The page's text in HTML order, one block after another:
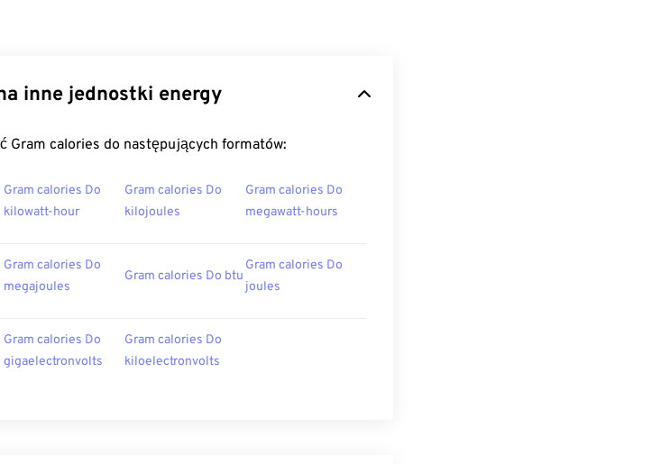
inne jednostki energy
Gram calories do następujących formatów:
Gram calories Do
kilowatt-hour
Gram calories Do
kilojoules
Gram calories Do
megawatt-hours
Gram calories Do
megajoules
Gram calories Do btu
Gram calories Do
joules
Gram calories Do
gigaelectronvolts
Gram calories Do
kiloelectronvolts